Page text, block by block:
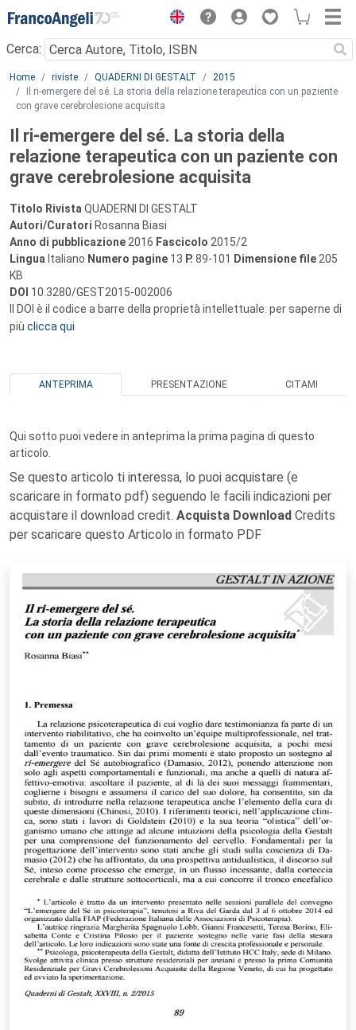
Menu
Cerca:
Main content
Home riviste QUADERNI DI GESTALT
2015
Il ri-emergere del sé. La storia della relazione terapeutica con un paziente
con grave cerebrolesione acquisita
Il ri-emergere del sé. La storia della
relazione terapeutica con un paziente con
grave cerebrolesione acquisita
Titolo Rivista QUADERNI DI GESTALT
Autori/Curatori Rosanna Biasi
Anno di pubblicazione 2016 Fascicolo 2015/2
Lingua Italiano Numero pagine 13 P. 89-101 Dimensione file 205
KB
DOI 10.3280/GEST2015-002006
Il DOI è il codice a barre della proprietà intellettuale: per saperne di
più clicca qui
ANTEPRIMA PRESENTAZIONE CITAMI
Qui sotto puoi vedere in anteprima la prima pagina di questo
articolo.
Se questo articolo ti interessa, lo puoi acquistare (e
scaricare in formato pdf) seguendo le facili indicazioni per
acquistare il download credit. Acquista Download Credits
per scaricare questo Articolo in formato PDF